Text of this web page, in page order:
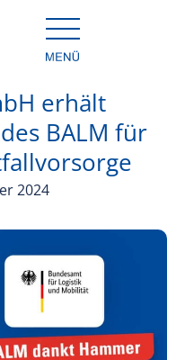
erhält
BALM für
2024